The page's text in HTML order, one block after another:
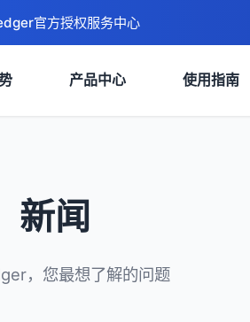
官方授权服务中心
产品中心 使用指南
新闻
，您最想了解的问题